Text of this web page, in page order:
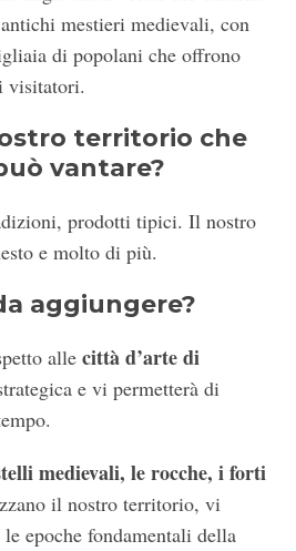
mestieri medievali, con
di popolani che offrono
visitatori.
territorio che
vantare?
prodotti tipici. Il nostro
e molto di più.
aggiungere?
alle città d’arte di
e vi permetterà di
medievali, le rocche, i forti
il nostro territorio, vi
epoche fondamentali della